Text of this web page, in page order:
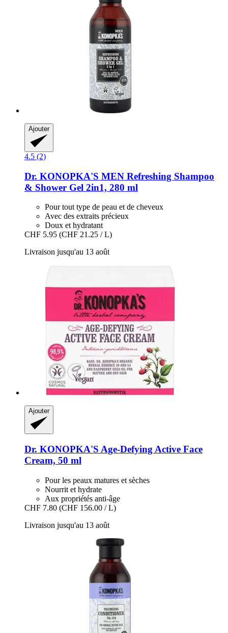
Ajouter
4.5 (2)
Dr. KONOPKA'S MEN Refreshing Shampoo
& Shower Gel 2in1, 280 ml
Pour tout type de peau et de cheveux
Avec des extraits précieux
Doux et hydratant
CHF 5.95 (CHF 21.25 / L)
Livraison jusqu'au 13 août
Ajouter
Dr. KONOPKA'S Age-​Defying Active Face
Cream, 50 ml
Pour les peaux matures et sèches
Nourrit et hydrate
Aux propriétés anti-âge
CHF 7.80 (CHF 156.00 / L)
Livraison jusqu'au 13 août